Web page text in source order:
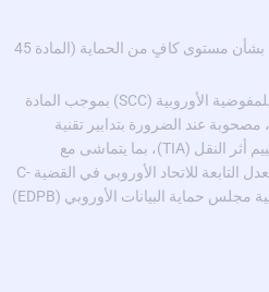
قرار من المفوضية الأوروبية بشأن مستوى كافٍ من الحماية (المادة 45
الشروط التعاقدية القياسية للمفوضية الأوروبية (SCC) بموجب المادة
46(2)(ج) من اللائحة GDPR، مصحوبة عند الضرورة بتدابير تقنية
وتنظيمية إضافية بناءً على تقييم أثر النقل (TIA)، بما يتماشى مع
السوابق القضائية لمحكمة العدل التابعة للاتحاد الأوروبي في القضية C-
311/18 (Schrems II) وتوصية مجلس حماية البيانات الأوروبي (EDPB)